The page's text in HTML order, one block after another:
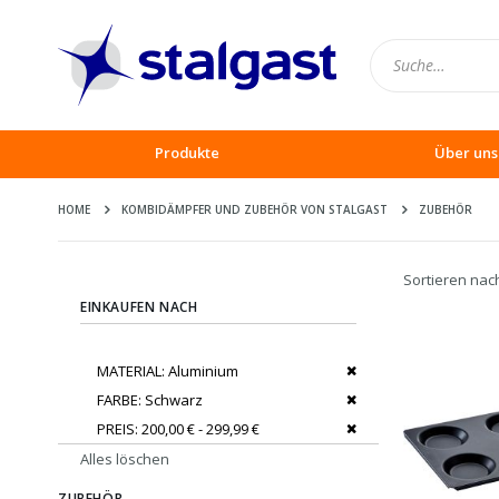
Produkte Über uns
HOME KOMBIDÄMPFER UND ZUBEHÖR VON STALGAST ZUBEHÖR
Sortieren
EINKAUFEN NACH
MATERIAL Aluminium
Dies entfernen
FARBE Schwarz
Dies entfernen
PREIS 200,00 € - 299,99 €
Dies entfernen
Alles löschen